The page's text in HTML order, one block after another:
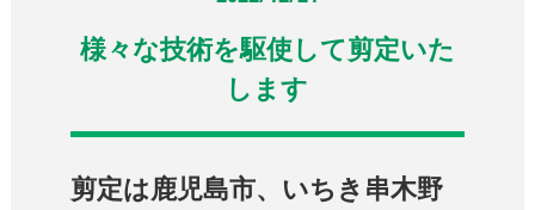
様々な技術を駆使して剪定いた
します
剪定は鹿児島市、いちき串木野